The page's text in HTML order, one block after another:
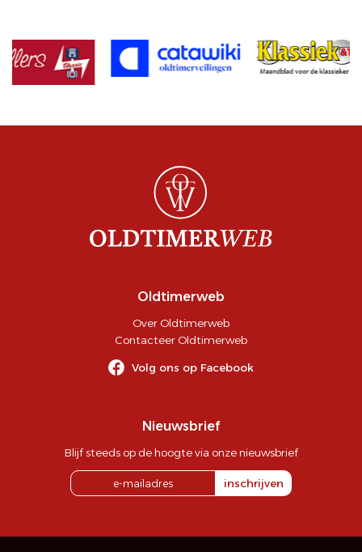
Oldtimerweb
Over Oldtimerweb
Contacteer Oldtimerweb
Volg ons op Facebook
Nieuwsbrief
Blijf steeds op de hoogte via onze nieuwsbrief
inschrijven